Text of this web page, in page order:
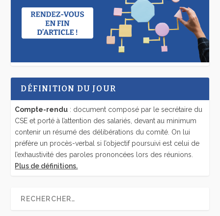
DÉFINITION DU JOUR
Compte-rendu : document composé par le secrétaire du
CSE et porté à l’attention des salariés, devant au minimum
contenir un résumé des délibérations du comité. On lui
préfère un procès-verbal si l’objectif poursuivi est celui de
l’exhaustivité des paroles prononcées lors des réunions.
Plus de définitions.